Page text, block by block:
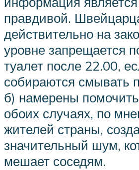
правдивой.
действительно на
уровне запрещается
туалет после 22.00,
собираются смывать
б) намерены
обоих случаях, по
жителей страны,
значительный шум,
мешает соседям.